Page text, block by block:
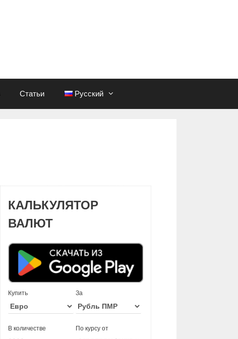
Статьи Русский
КАЛЬКУЛЯТОР
ВАЛЮТ
Купить За
В количестве По курсу от